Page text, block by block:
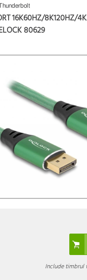
16K60HZ/8K120HZ/
80629
Include timbrul